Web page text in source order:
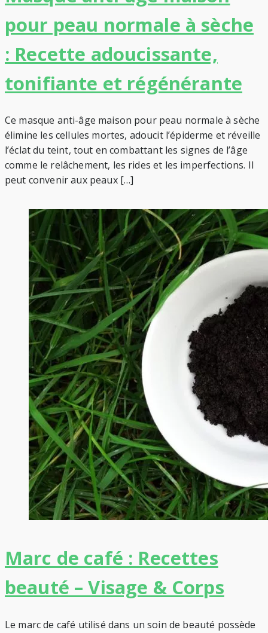
pour peau normale à sèche
: Recette adoucissante,
tonifiante et régénérante
Ce masque anti-âge maison pour peau normale à sèche
élimine les cellules mortes, adoucit l’épiderme et réveille
l’éclat du teint, tout en combattant les signes de l’âge
comme le relâchement, les rides et les imperfections. Il
peut convenir aux peaux […]
Marc de café : Recettes
beauté – Visage & Corps
Le marc de café utilisé dans un soin de beauté possède